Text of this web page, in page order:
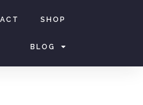
SHOP
BLOG